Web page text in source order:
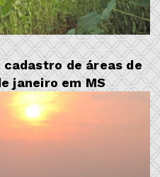
de áreas de
janeiro em MS